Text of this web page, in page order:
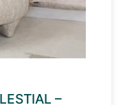
–